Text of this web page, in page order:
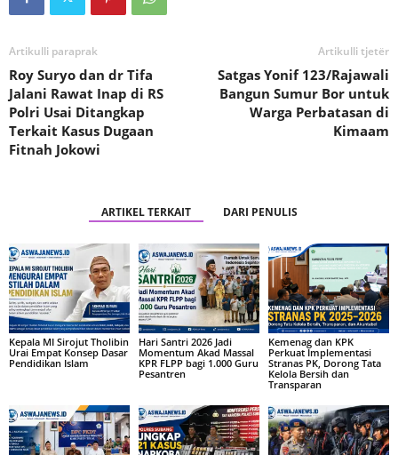
Artikulli paraprak
Roy Suryo dan dr Tifa
Jalani Rawat Inap di RS
Polri Usai Ditangkap
Terkait Kasus Dugaan
Fitnah Jokowi
Artikulli tjetër
Satgas Yonif 123/Rajawali
Bangun Sumur Bor untuk
Warga Perbatasan di
Kimaam
ARTIKEL TERKAIT DARI PENULIS
Kepala MI Sirojut Tholibin
Urai Empat Konsep Dasar
Pendidikan Islam
Hari Santri 2026 Jadi
Momentum Akad Massal
KPR FLPP bagi 1.000 Guru
Pesantren
Kemenag dan KPK
Perkuat Implementasi
Stranas PK, Dorong Tata
Kelola Bersih dan
Transparan